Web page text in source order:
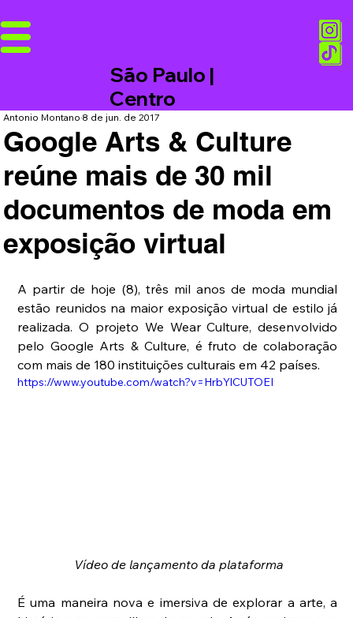
São Paulo |
Centro
Google Arts & Culture
reúne mais de 30 mil
documentos de moda em
exposição virtual
Antonio Montano8 de jun. de 2017
A partir de hoje (8), três mil anos de moda mundial
estão reunidos na maior exposição virtual de estilo já
realizada. O projeto We Wear Culture, desenvolvido
pelo Google Arts & Culture, é fruto de colaboração
com mais de 180 instituições culturais em 42 países.
https://www.youtube.com/watch?v=HrbYlCUTOEI
Vídeo de lançamento da plataforma
É uma maneira nova e imersiva de explorar a arte, a